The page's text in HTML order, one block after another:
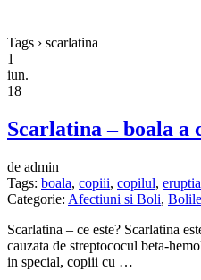
Tags › scarlatina
1
iun.
18
Scarlatina – boala a
de admin
Tags: boala, copiii, copilul, eruptia
Categorie: Afectiuni si Boli,
Scarlatina – ce este? Scarlatina
cauzata de streptococul beta-
in special, copiii cu …